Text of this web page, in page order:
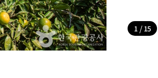
1 / 15